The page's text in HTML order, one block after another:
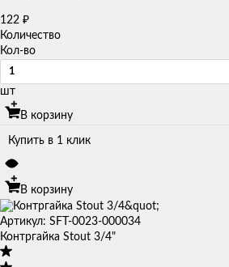
122 ₽
Количество
Кол-во
шт
В корзину
Купить в 1 клик
В корзину
Артикул: SFT-0023-000034
Контргайка Stout 3/4"